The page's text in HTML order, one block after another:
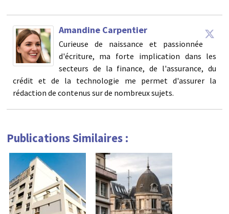
Amandine Carpentier
Curieuse de naissance et passionnée
d'écriture, ma forte implication dans les
secteurs de la finance, de l'assurance, du
crédit et de la technologie me permet d'assurer la
rédaction de contenus sur de nombreux sujets.
Publications Similaires :